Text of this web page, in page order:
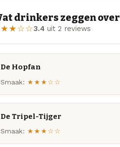
drinkers zeggen
3.4 uit 2 reviews
De Hopfan
Smaak: ★★★☆☆
De Tripel-Tijger
Smaak: ★★★☆☆